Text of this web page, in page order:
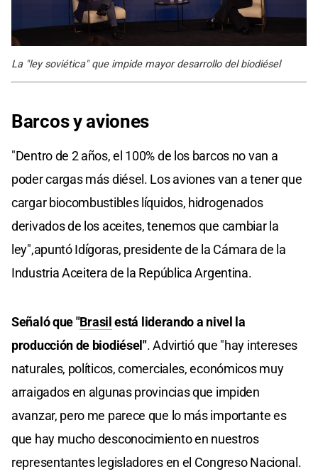
La "ley soviética" que impide mayor desarrollo del biodiésel
Barcos y aviones
"Dentro de 2 años, el 100% de los barcos no van a
poder cargas más diésel. Los aviones van a tener que
cargar biocombustibles líquidos, hidrogenados
derivados de los aceites, tenemos que cambiar la
ley",apuntó Idígoras, presidente de la Cámara de la
Industria Aceitera de la República Argentina.
Señaló que "Brasilestá liderando a nivel la
producción de biodiésel". Advirtió que "hay intereses
naturales, políticos, comerciales, económicos muy
arraigados en algunas provincias que impiden
avanzar, pero me parece que lo más importante es
que hay mucho desconocimiento en nuestros
representantes legisladores en el Congreso Nacional.